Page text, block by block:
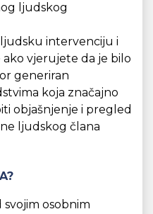
ljudskog
intervenciju i
ako vjerujete da je bilo
generiran
koja značajno
objašnjenje i pregled
ljudskog člana
svojim osobnim